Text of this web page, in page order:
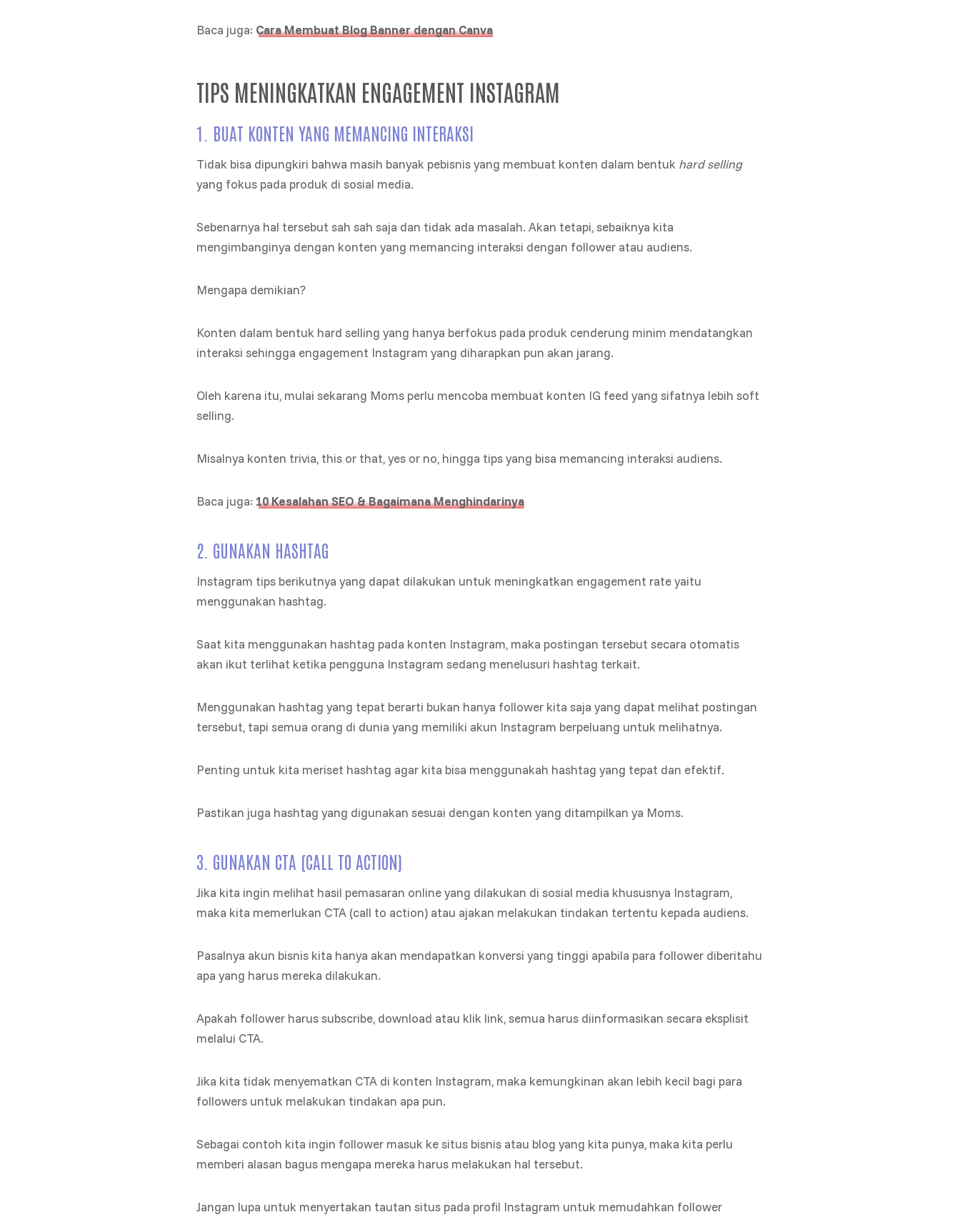
Baca juga: Cara Membuat Blog Banner dengan Canva
TIPS MENINGKATKAN ENGAGEMENT INSTAGRAM
1. BUAT KONTEN YANG MEMANCING INTERAKSI
Tidak bisa dipungkiri bahwa masih banyak pebisnis yang membuat konten dalam bentuk hard selling
yang fokus pada produk di sosial media.
Sebenarnya hal tersebut sah sah saja dan tidak ada masalah. Akan tetapi, sebaiknya kita
mengimbanginya dengan konten yang memancing interaksi dengan follower atau audiens.
Mengapa demikian?
Konten dalam bentuk hard selling yang hanya berfokus pada produk cenderung minim mendatangkan
interaksi sehingga engagement Instagram yang diharapkan pun akan jarang.
Oleh karena itu, mulai sekarang Moms perlu mencoba membuat konten IG feed yang sifatnya lebih soft
selling.
Misalnya konten trivia, this or that, yes or no, hingga tips yang bisa memancing interaksi audiens.
Baca juga: 10 Kesalahan SEO & Bagaimana Menghindarinya
2. GUNAKAN HASHTAG
Instagram tips berikutnya yang dapat dilakukan untuk meningkatkan engagement rate yaitu
menggunakan hashtag.
Saat kita menggunakan hashtag pada konten Instagram, maka postingan tersebut secara otomatis
akan ikut terlihat ketika pengguna Instagram sedang menelusuri hashtag terkait.
Menggunakan hashtag yang tepat berarti bukan hanya follower kita saja yang dapat melihat postingan
tersebut, tapi semua orang di dunia yang memiliki akun Instagram berpeluang untuk melihatnya.
Penting untuk kita meriset hashtag agar kita bisa menggunakah hashtag yang tepat dan efektif.
Pastikan juga hashtag yang digunakan sesuai dengan konten yang ditampilkan ya Moms.
3. GUNAKAN CTA (CALL TO ACTION)
Jika kita ingin melihat hasil pemasaran online yang dilakukan di sosial media khususnya Instagram,
maka kita memerlukan CTA (call to action) atau ajakan melakukan tindakan tertentu kepada audiens.
Pasalnya akun bisnis kita hanya akan mendapatkan konversi yang tinggi apabila para follower diberitahu
apa yang harus mereka dilakukan.
Apakah follower harus subscribe, download atau klik link, semua harus diinformasikan secara eksplisit
melalui CTA.
Jika kita tidak menyematkan CTA di konten Instagram, maka kemungkinan akan lebih kecil bagi para
followers untuk melakukan tindakan apa pun.
Sebagai contoh kita ingin follower masuk ke situs bisnis atau blog yang kita punya, maka kita perlu
memberi alasan bagus mengapa mereka harus melakukan hal tersebut.
Jangan lupa untuk menyertakan tautan situs pada profil Instagram untuk memudahkan follower